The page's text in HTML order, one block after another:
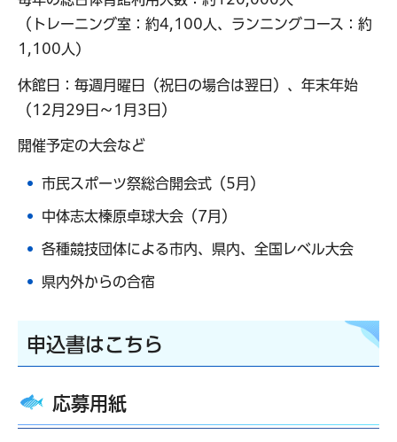
（トレーニング室：約4,100人、ランニングコース：約
1,100人)
休館日：毎週月曜日（祝日の場合は翌日）、年末年始
（12月29日～1月3日）
開催予定の大会など
市民スポーツ祭総合開会式（5月）
中体志太榛原卓球大会（7月）
各種競技団体による市内、県内、全国レベル大会
県内外からの合宿
申込書はこちら
応募用紙